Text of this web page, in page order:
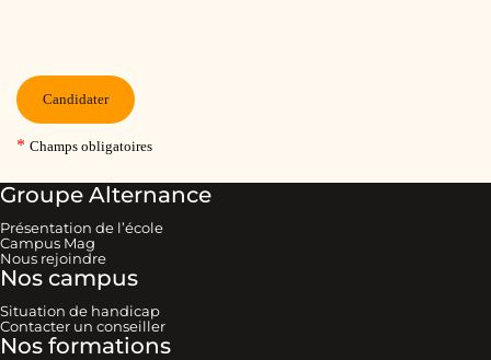
Groupe Alternance
Présentation de l’école
Campus Mag
Nous rejoindre
Nos campus
Situation de handicap
Contacter un conseiller
Nos formations